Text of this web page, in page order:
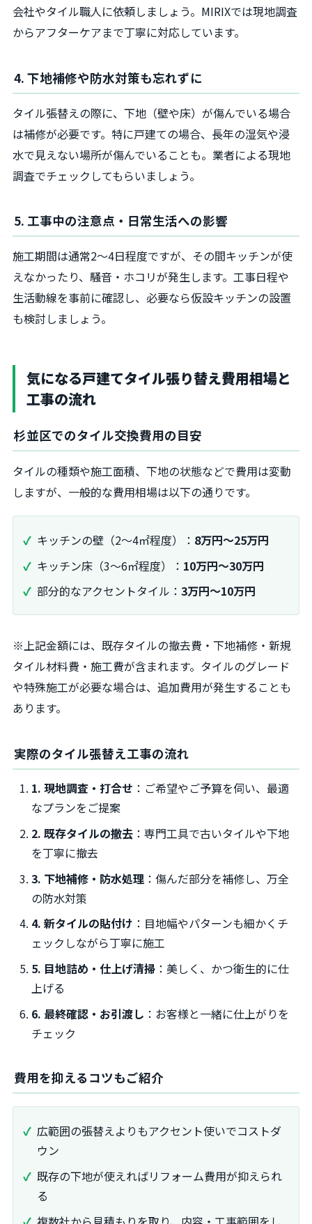
会社やタイル職人に依頼しましょう。MIRIXでは現地調査
からアフターケアまで丁寧に対応しています。
4. 下地補修や防水対策も忘れずに
タイル張替えの際に、下地（壁や床）が傷んでいる場合
は補修が必要です。特に戸建ての場合、長年の湿気や浸
水で見えない場所が傷んでいることも。業者による現地
調査でチェックしてもらいましょう。
5. 工事中の注意点・日常生活への影響
施工期間は通常2〜4日程度ですが、その間キッチンが使
えなかったり、騒音・ホコリが発生します。工事日程や
生活動線を事前に確認し、必要なら仮設キッチンの設置
も検討しましょう。
気になる戸建てタイル張り替え費用相場と
工事の流れ
杉並区でのタイル交換費用の目安
タイルの種類や施工面積、下地の状態などで費用は変動
しますが、一般的な費用相場は以下の通りです。
キッチンの壁（2〜4㎡程度）： 8万円〜25万円
キッチン床（3〜6㎡程度）： 10万円〜30万円
部分的なアクセントタイル： 3万円〜10万円
※上記金額には、既存タイルの撤去費・下地補修・新規
タイル材料費・施工費が含まれます。タイルのグレード
や特殊施工が必要な場合は、追加費用が発生することも
あります。
実際のタイル張替え工事の流れ
1. 現地調査・打合せ ：ご希望やご予算を伺い、最適
なプランをご提案
2. 既存タイルの撤去 ：専門工具で古いタイルや下地
を丁寧に撤去
3. 下地補修・防水処理 ：傷んだ部分を補修し、万全
の防水対策
4. 新タイルの貼付け ：目地幅やパターンも細かくチ
ェックしながら丁寧に施工
5. 目地詰め・仕上げ清掃 ：美しく、かつ衛生的に仕
上げる
6. 最終確認・お引渡し ：お客様と一緒に仕上がりを
チェック
費用を抑えるコツもご紹介
広範囲の張替えよりもアクセント使いでコストダ
ウン
既存の下地が使えればリフォーム費用が抑えられ
る